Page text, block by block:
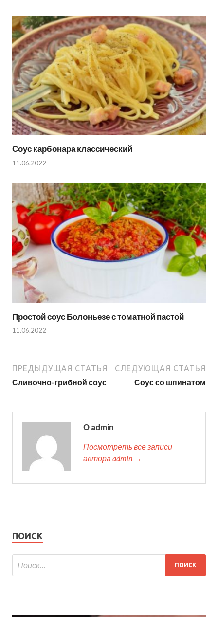
Соус карбонара классический
11.06.2022
Простой соус Болоньезе с томатной пастой
11.06.2022
ПРЕДЫДУЩАЯ СТАТЬЯ
Сливочно-грибной соус
СЛЕДУЮЩАЯ СТАТЬЯ
Соус со шпинатом
О admin
Посмотреть все записи
автора admin →
ПОИСК